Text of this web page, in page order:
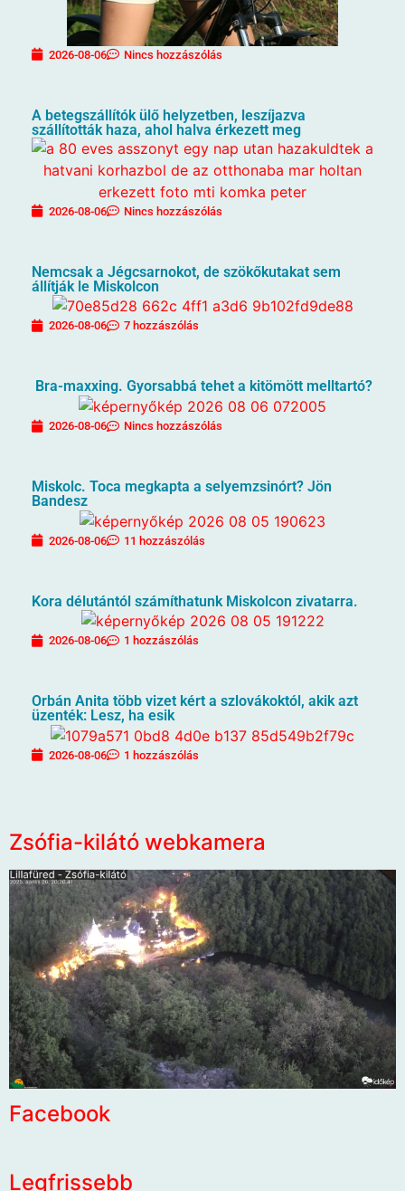
2026-08-06 Nincs hozzászólás
A betegszállítók ülő helyzetben, leszíjazva
szállították haza, ahol halva érkezett meg
2026-08-06 Nincs hozzászólás
Nemcsak a Jégcsarnokot, de szökőkutakat sem
állítják le Miskolcon
2026-08-06 7 hozzászólás
Bra-maxxing. Gyorsabbá tehet a kitömött melltartó?
2026-08-06 Nincs hozzászólás
Miskolc. Toca megkapta a selyemzsinórt? Jön
Bandesz
2026-08-06 11 hozzászólás
Kora délutántól számíthatunk Miskolcon zivatarra.
2026-08-06 1 hozzászólás
Orbán Anita több vizet kért a szlovákoktól, akik azt
üzenték: Lesz, ha esik
2026-08-06 1 hozzászólás
Zsófia-kilátó webkamera
Facebook
Legfrissebb